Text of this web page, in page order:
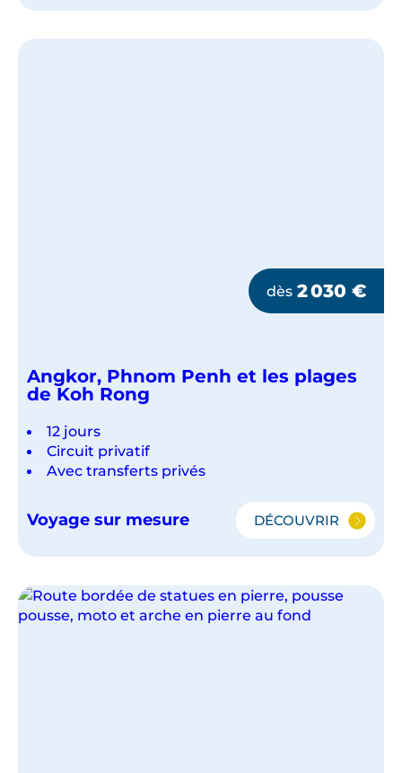
ET
dès 2 030 €
Angkor, Phnom Penh et les plages
de Koh Rong
12 jours
Circuit privatif
Avec transferts privés
Voyage sur mesure DÉCOUVRIR
ANGKOR,
ET
LES
PLAGES